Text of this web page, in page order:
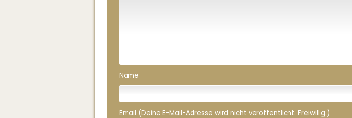
Name
Email (Deine E-Mail-Adresse wird nicht veröffentlicht. Freiwillig.)